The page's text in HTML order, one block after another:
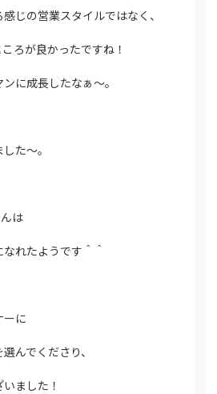
じの営業スタイルではなく、
ろが良かったですね！
に成長したなぁ～。
た～。
は
れたようです＾＾
ーに
んでくださり、
ました！